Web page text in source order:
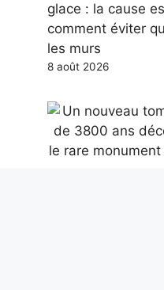
glace : la cause
comment éviter
les murs
8 août 2026